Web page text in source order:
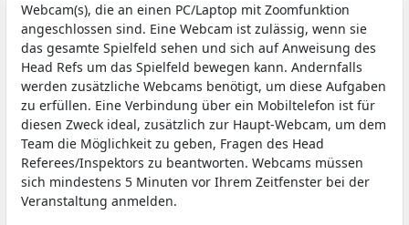
Webcam(s), die an einen PC/Laptop mit Zoomfunktion
angeschlossen sind. Eine Webcam ist zulässig, wenn sie
das gesamte Spielfeld sehen und sich auf Anweisung des
Head Refs um das Spielfeld bewegen kann. Andernfalls
werden zusätzliche Webcams benötigt, um diese Aufgaben
zu erfüllen. Eine Verbindung über ein Mobiltelefon ist für
diesen Zweck ideal, zusätzlich zur Haupt-Webcam, um dem
Team die Möglichkeit zu geben, Fragen des Head
Referees/Inspektors zu beantworten. Webcams müssen
sich mindestens 5 Minuten vor Ihrem Zeitfenster bei der
Veranstaltung anmelden.